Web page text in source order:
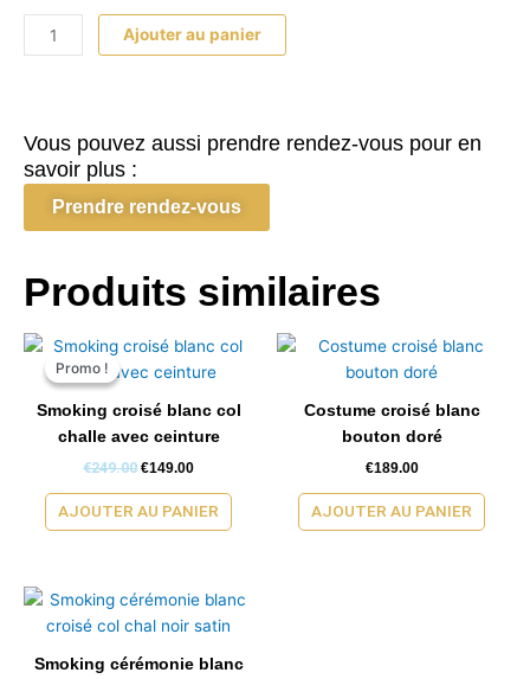
quantité
de
bleu
col
chale
liseré
grande
mod
Ajouter au panier
Vous pouvez aussi prendre rendez-vous pour en
savoir plus :
Prendre rendez-vous
Produits similaires
Promo !
Promo !
Smoking croisé blanc col
challe avec ceinture
€249.00
Le
initial
€249.00.
€149.00
Le
actuel
€149.00.
AJOUTER AU PANIER
Costume croisé blanc
bouton doré
€189.00
AJOUTER AU PANIER
Smoking cérémonie blanc